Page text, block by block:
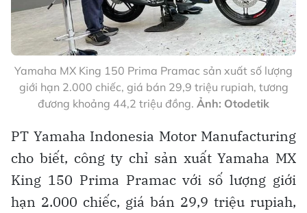
Yamaha MX King 150 Prima Pramac sản xuất số lượng
giới hạn 2.000 chiếc, giá bán 29,9 triệu rupiah, tương
đương khoảng 44,2 triệu đồng. Ảnh: Otodetik
PT Yamaha Indonesia Motor Manufacturing
cho biết, công ty chỉ sản xuất Yamaha MX
King 150 Prima Pramac với số lượng giới
hạn 2.000 chiếc, giá bán 29,9 triệu rupiah,